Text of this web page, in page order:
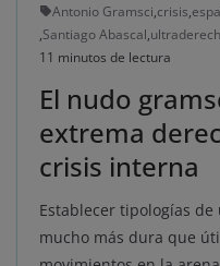
Antonio Gramsci,crisis,
,Santiago Abascal,
11 minutos de lectura
El nudo
extrema
crisis interna
Establecer tipologías
mucho más dura que